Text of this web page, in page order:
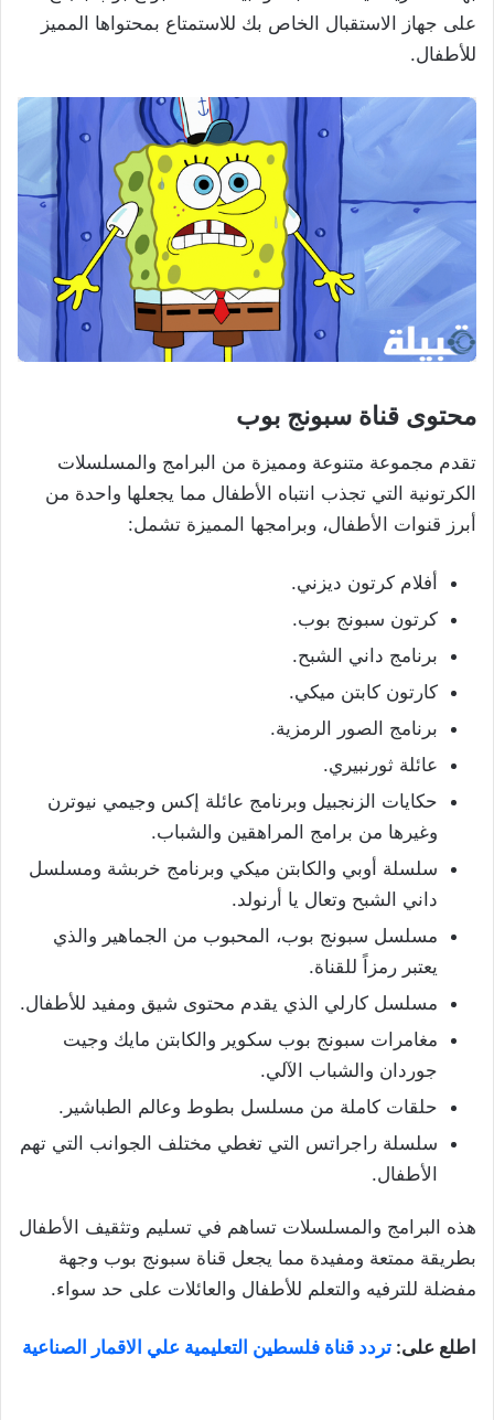
على جهاز الاستقبال الخاص بك للاستمتاع بمحتواها المميز
للأطفال.
محتوى قناة سبونج بوب
تقدم مجموعة متنوعة ومميزة من البرامج والمسلسلات
الكرتونية التي تجذب انتباه الأطفال مما يجعلها واحدة من
أبرز قنوات الأطفال، وبرامجها المميزة تشمل:
أفلام كرتون ديزني.
كرتون سبونج بوب.
برنامج داني الشبح.
كارتون كابتن ميكي.
برنامج الصور الرمزية.
عائلة ثورنبيري.
حكايات الزنجبيل وبرنامج عائلة إكس وجيمي نيوترن
وغيرها من برامج المراهقين والشباب.
سلسلة أوبي والكابتن ميكي وبرنامج خربشة ومسلسل
داني الشبح وتعال يا أرنولد.
مسلسل سبونج بوب، المحبوب من الجماهير والذي
يعتبر رمزاً للقناة.
مسلسل كارلي الذي يقدم محتوى شيق ومفيد للأطفال.
مغامرات سبونج بوب سكوير والكابتن مايك وجيت
جوردان والشباب الآلي.
حلقات كاملة من مسلسل بطوط وعالم الطباشير.
سلسلة راجراتس التي تغطي مختلف الجوانب التي تهم
الأطفال.
هذه البرامج والمسلسلات تساهم في تسليم وتثقيف الأطفال
بطريقة ممتعة ومفيدة مما يجعل قناة سبونج بوب وجهة
مفضلة للترفيه والتعلم للأطفال والعائلات على حد سواء.
اطلع على: تردد قناة فلسطين التعليمية علي الاقمار الصناعية